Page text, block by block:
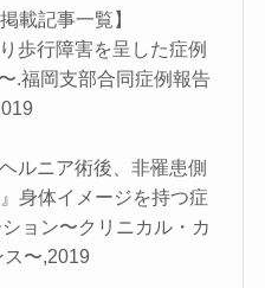
載記事一覧】
歩行障害を呈した症例
.福岡支部合同症例報告
ルニア術後、非罹患側
身体イメージを持つ症
ョン〜クリニカル・カ
ス〜,2019